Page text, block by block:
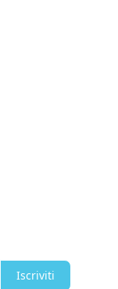
Iscriviti